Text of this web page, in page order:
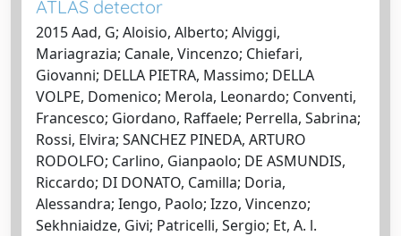
ATLAS detector
2015 Aad, G; Aloisio, Alberto; Alviggi,
Mariagrazia; Canale, Vincenzo; Chiefari,
Giovanni; DELLA PIETRA, Massimo; DELLA
VOLPE, Domenico; Merola, Leonardo; Conventi,
Francesco; Giordano, Raffaele; Perrella, Sabrina;
Rossi, Elvira; SANCHEZ PINEDA, ARTURO
RODOLFO; Carlino, Gianpaolo; DE ASMUNDIS,
Riccardo; DI DONATO, Camilla; Doria,
Alessandra; Iengo, Paolo; Izzo, Vincenzo;
Sekhniaidze, Givi; Patricelli, Sergio; Et, A. l.